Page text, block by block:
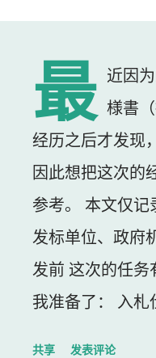
最 近因
様書
经历之后才发现
因此想把这次的
参考。 本文仅
发标单位、政府
发前 这次的任务
我准备了： 入
共享 发表评论